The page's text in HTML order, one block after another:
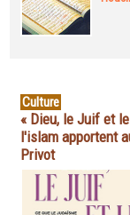
Culture
« Dieu, le Juif et
l'islam apportent
Privot